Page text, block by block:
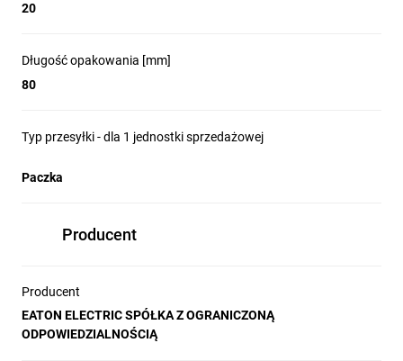
20
Długość opakowania [mm]
80
Typ przesyłki - dla 1 jednostki sprzedażowej
Paczka
Producent
Producent
EATON ELECTRIC SPÓŁKA Z OGRANICZONĄ
ODPOWIEDZIALNOŚCIĄ